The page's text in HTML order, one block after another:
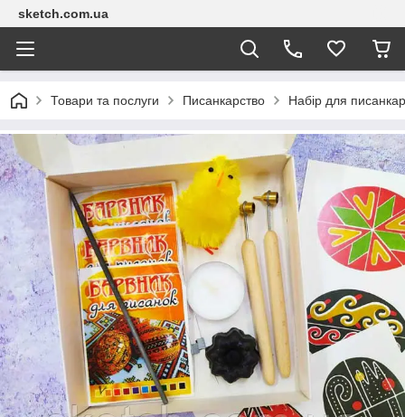
sketch.com.ua
Товари та послуги Писанкарство Набір для